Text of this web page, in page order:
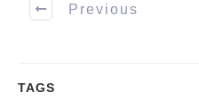
Previous
TAGS